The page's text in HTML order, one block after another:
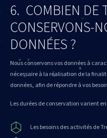
6. COMBIEN DE
CONSERVONS-
DONNÉES ?
Nous conservons vos données à
nécessaire à la réalisation de la
données, afin de répondre à vos
Les durées de conservation varient
Les besoins des activités de